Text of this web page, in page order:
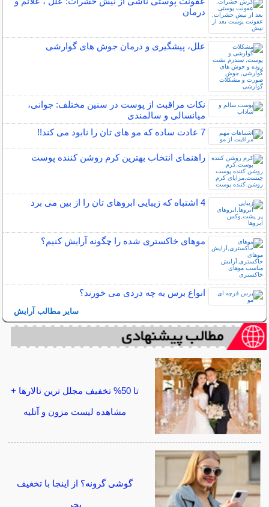
درمان
علل، پیشگیری و درمان جوش های گوارشی
نکات مراقبت از پوست در سنین مختلف: جوانی،
میانسالی و سالمندی
7 عادت ساده که مو های تان را نابود می کند!!
راهنمای انتخاب بهترین کرم روشن کننده پوست
4 اشتباه که زیبایی ابروهای تان را از بین می برد
موهای خاکستری شده را چگونه آرایش کنیم؟
انواع برس به چه دردی می خورند؟
سایر مطالب آرایش
تا 50% تخفیف مجلل ترین تالارها +
مشاهده لیست مزون و آتلیه
گوشی گرونه؟ از اینجا با تخغیف
بخر